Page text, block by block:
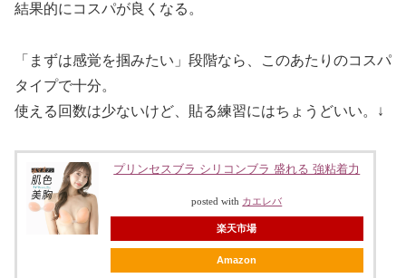
結果的にコスパが良くなる。
「まずは感覚を掴みたい」段階なら、このあたりのコスパ
タイプで十分。
使える回数は少ないけど、貼る練習にはちょうどいい。↓
プリンセスブラ シリコンブラ 盛れる 強粘着力
posted with カエレバ
楽天市場
Amazon